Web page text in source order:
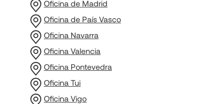
Oficina de Madrid
Oficina de País Vasco
Oficina Navarra
Oficina Valencia
Oficina Pontevedra
Oficina Tui
Oficina Vigo